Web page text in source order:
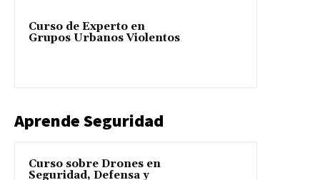
Curso de Experto en
Grupos Urbanos Violentos
Aprende Seguridad
Curso sobre Drones en
Seguridad, Defensa y